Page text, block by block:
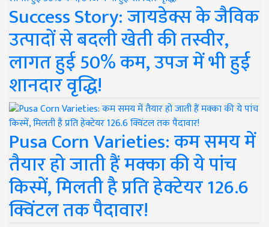
Success Story: जायडेक्स के जैविक
उत्पादों से बदली खेती की तस्वीर,
लागत हुई 50% कम, उपज में भी हुई
शानदार वृद्धि!
Pusa Corn Varieties: कम समय में
तैयार हो जाती हैं मक्का की ये पांच
किस्में, मिलती है प्रति हेक्टेयर 126.6
क्विंटल तक पैदावार!